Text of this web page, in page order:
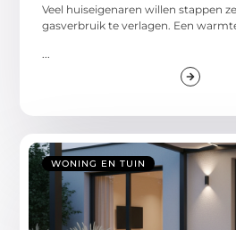
Veel huiseigenaren willen stappen
gasverbruik te verlagen. Een
...
WONING EN TUIN